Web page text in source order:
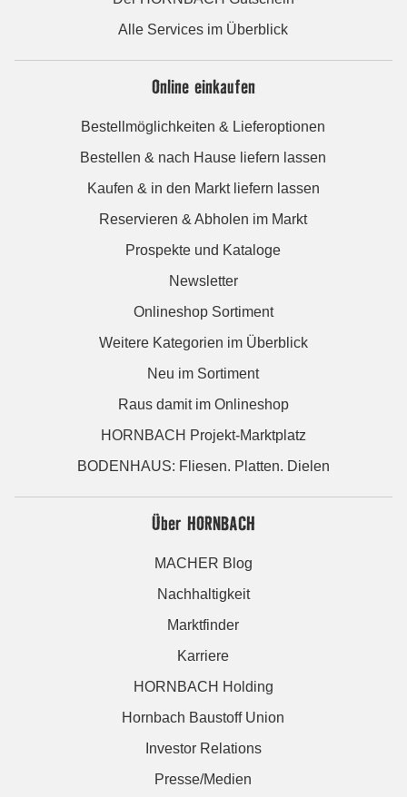
Alle Services im Überblick
Online einkaufen
Bestellmöglichkeiten & Lieferoptionen
Bestellen & nach Hause liefern lassen
Kaufen & in den Markt liefern lassen
Reservieren & Abholen im Markt
Prospekte und Kataloge
Newsletter
Onlineshop Sortiment
Weitere Kategorien im Überblick
Neu im Sortiment
Raus damit im Onlineshop
HORNBACH Projekt-Marktplatz
BODENHAUS: Fliesen. Platten. Dielen
Über HORNBACH
MACHER Blog
Nachhaltigkeit
Marktfinder
Karriere
HORNBACH Holding
Hornbach Baustoff Union
Investor Relations
Presse/Medien